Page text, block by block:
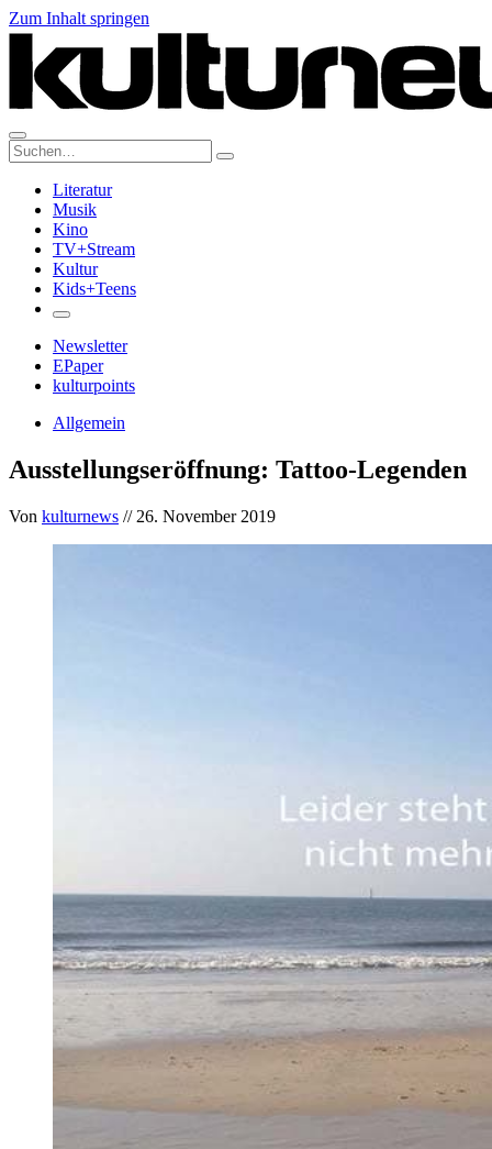
Zum Inhalt springen
Suche:
Literatur
Musik
Kino
TV+Stream
Kultur
Kids+Teens
Newsletter
EPaper
kulturpoints
Allgemein
Ausstellungseröffnung: Tattoo-Legenden
Von kulturnews // 26. November 2019